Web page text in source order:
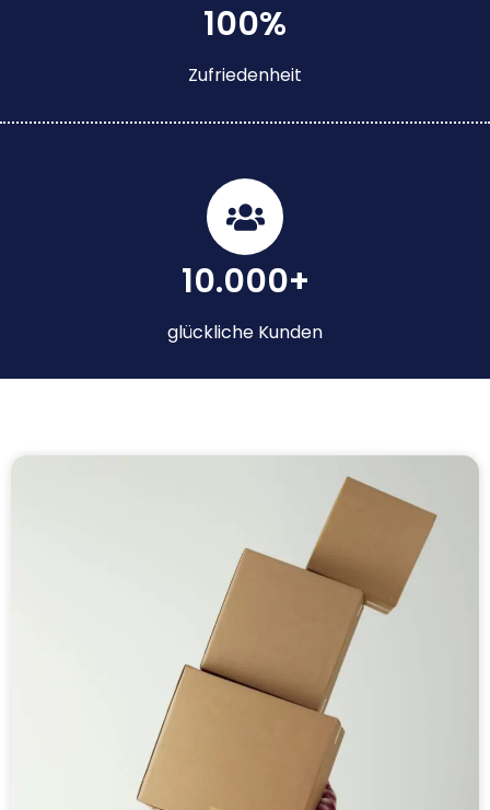
100%
Zufriedenheit
10.000+
glückliche Kunden